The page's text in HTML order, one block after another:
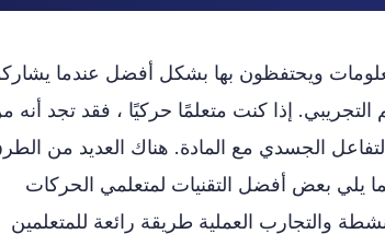
ويحتفظون بها بشكل أفضل عندما
إذا كنت متعلمًا حركيًا ، فقد تجد أنه
الجسدي مع المادة. هناك العديد من
يلي بعض أفضل التقنيات لمتعلمي الحركات
والتجارب العملية طريقة رائعة للمتعلمين